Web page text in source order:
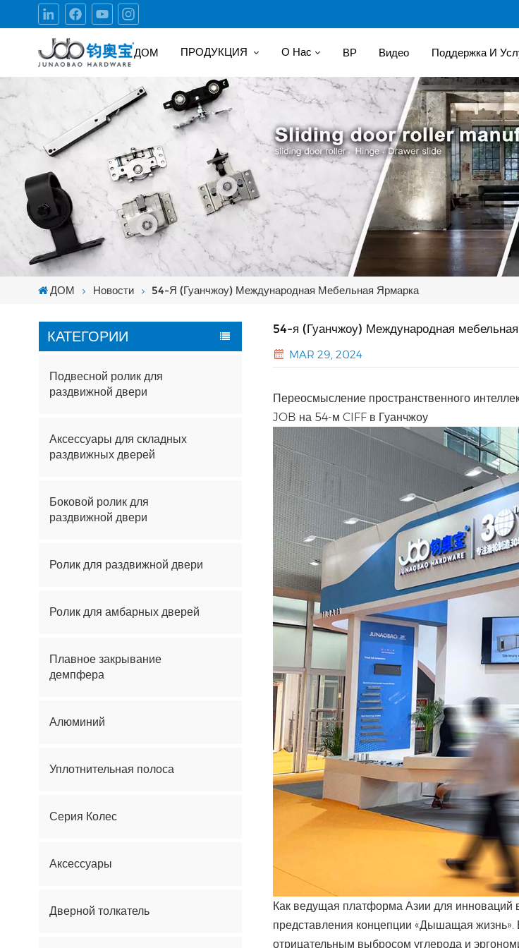
ДОМ ПРОДУКЦИЯ О Нас ВР Видео Поддержка И
ДОМ Новости 54-Я (Гуанчжоу) Международная Мебельная Ярмарка
КАТЕГОРИИ
Подвесной ролик для
раздвижной двери
Аксессуары для складных
раздвижных дверей
Боковой ролик для
раздвижной двери
Ролик для раздвижной двери
Ролик для амбарных дверей
Плавное закрывание
демпфера
Алюминий
Уплотнительная полоса
Серия Колес
Аксессуары
Дверной толкатель
54-я (Гуанчжоу) Международная
MAR 29, 2024
Переосмысление пространственного
JOB на 54-м CIFF в Гуанчжоу
Как ведущая платформа Азии для
представления концепции «Дышащая жизнь».
отрицательным выбросом углерода и